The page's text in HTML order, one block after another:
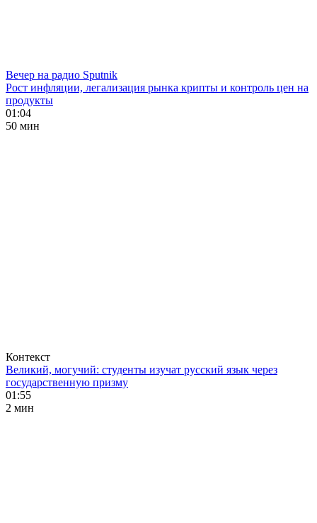
Вечер на радио Sputnik
Рост инфляции, легализация рынка крипты и контроль цен на
продукты
01:04
50 мин
Контекст
Великий, могучий: студенты изучат русский язык через
государственную призму
01:55
2 мин